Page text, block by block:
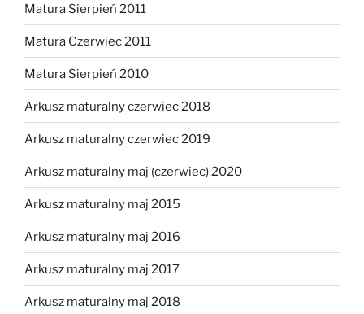
Matura Sierpień 2011
Matura Czerwiec 2011
Matura Sierpień 2010
Arkusz maturalny czerwiec 2018
Arkusz maturalny czerwiec 2019
Arkusz maturalny maj (czerwiec) 2020
Arkusz maturalny maj 2015
Arkusz maturalny maj 2016
Arkusz maturalny maj 2017
Arkusz maturalny maj 2018